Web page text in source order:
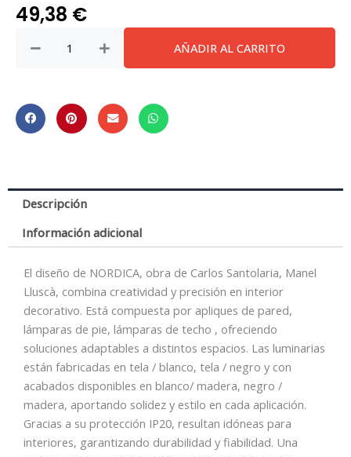
49,38 €
Nordica
1L
cantidad
AÑADIR AL CARRITO
Descripción
Información adicional
El diseño de NORDICA, obra de Carlos Santolaria, Manel
Lluscà, combina creatividad y precisión en interior
decorativo. Está compuesta por apliques de pared,
lámparas de pie, lámparas de techo , ofreciendo
soluciones adaptables a distintos espacios. Las luminarias
están fabricadas en tela / blanco, tela / negro y con
acabados disponibles en blanco/ madera, negro /
madera, aportando solidez y estilo en cada aplicación.
Gracias a su protección IP20, resultan idóneas para
interiores, garantizando durabilidad y fiabilidad. Una